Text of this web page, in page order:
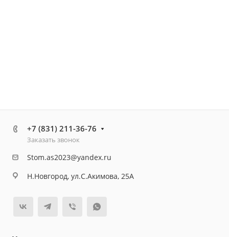
+7 (831) 211-36-76
Заказать звонок
Stom.as2023@yandex.ru
Н.Новгород, ул.С.Акимова, 25А